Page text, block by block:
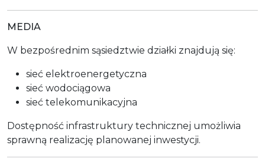
MEDIA
W bezpośrednim sąsiedztwie działki znajdują się:
sieć elektroenergetyczna
sieć wodociągowa
sieć telekomunikacyjna
Dostępność infrastruktury technicznej umożliwia
sprawną realizację planowanej inwestycji.